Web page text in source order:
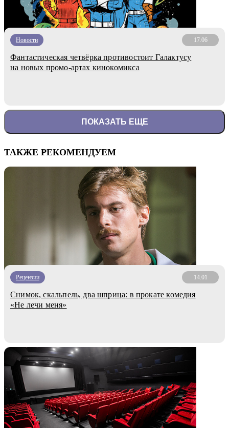
Новости 17.06
Фантастическая четвёрка противостоит Галактусу
на новых промо-артах кинокомикса
ПОКАЗАТЬ ЕЩЕ
ТАКЖЕ РЕКОМЕНДУЕМ
Рецензии 14.01
Снимок, скальпель, два шприца: в прокате комедия
«Не лечи меня»